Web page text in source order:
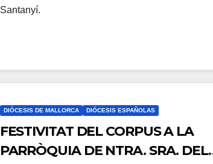
C
M
E
N
Santanyí.
DIÓCESIS DE MALLORCA DIÓCESIS ESPAÑOLAS
FESTIVITAT DEL CORPUS A LA
PARRÒQUIA DE NTRA. SRA. DEL